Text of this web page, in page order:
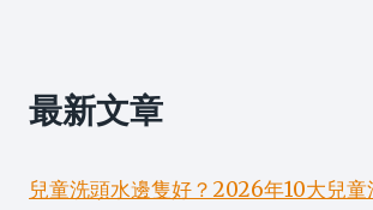
最新文章
兒童洗頭水邊隻好？2026年10大兒童